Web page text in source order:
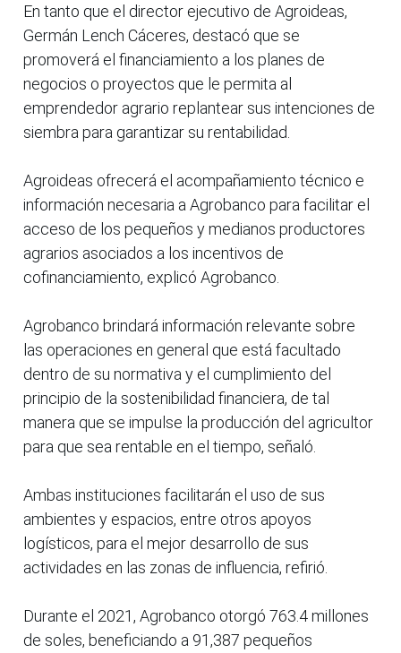
En tanto que el director ejecutivo de Agroideas,
Germán Lench Cáceres, destacó que se
promoverá el financiamiento a los planes de
negocios o proyectos que le permita al
emprendedor agrario replantear sus intenciones de
siembra para garantizar su rentabilidad.
Agroideas ofrecerá el acompañamiento técnico e
información necesaria a Agrobanco para facilitar el
acceso de los pequeños y medianos productores
agrarios asociados a los incentivos de
cofinanciamiento, explicó Agrobanco.
Agrobanco brindará información relevante sobre
las operaciones en general que está facultado
dentro de su normativa y el cumplimiento del
principio de la sostenibilidad financiera, de tal
manera que se impulse la producción del agricultor
para que sea rentable en el tiempo, señaló.
Ambas instituciones facilitarán el uso de sus
ambientes y espacios, entre otros apoyos
logísticos, para el mejor desarrollo de sus
actividades en las zonas de influencia, refirió.
Durante el 2021, Agrobanco otorgó 763.4 millones
de soles, beneficiando a 91,387 pequeños